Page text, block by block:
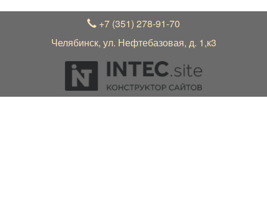
+7 (351) 278-91-70
Челябинск, ул. Нефтебазовая, д. 1,к3